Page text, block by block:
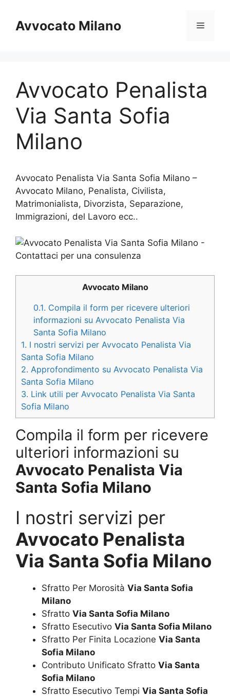
contenuto
Avvocato Milano Menu
Avvocato Penalista
Via Santa Sofia
Milano
Avvocato Penalista Via Santa Sofia Milano –
Avvocato Milano, Penalista, Civilista,
Matrimonialista, Divorzista, Separazione,
Immigrazioni, del Lavoro ecc..
Avvocato Milano
0.1. Compila il form per ricevere ulteriori
informazioni su Avvocato Penalista Via
Santa Sofia Milano
1. I nostri servizi per Avvocato Penalista Via
Santa Sofia Milano
2. Approfondimento su Avvocato Penalista Via
Santa Sofia Milano
3. Link utili per Avvocato Penalista Via Santa
Sofia Milano
Compila il form per ricevere
ulteriori informazioni su
Avvocato Penalista Via
Santa Sofia Milano
I nostri servizi per
Avvocato Penalista
Via Santa Sofia Milano
Sfratto Per Morosità Via Santa Sofia
Milano
Sfratto Via Santa Sofia Milano
Sfratto Esecutivo Via Santa Sofia Milano
Sfratto Per Finita Locazione Via Santa
Sofia Milano
Contributo Unificato Sfratto Via Santa
Sofia Milano
Sfratto Esecutivo Tempi Via Santa Sofia